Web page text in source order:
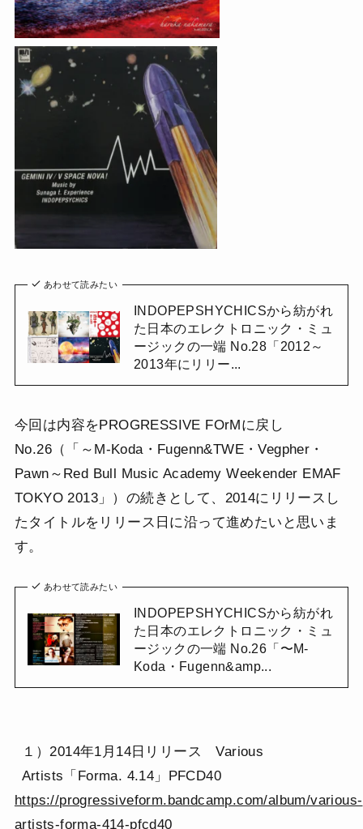
あわせて読みたい
INDOPEPSHYCHICSから紡がれ
た日本のエレクトロニック・ミュ
ージックの一端 No.28「2012～
2013年にリリー...
今回は内容をPROGRESSIVE FOrMに戻し
No.26（「～M-Koda・Fugenn&TWE・Vegpher・
Pawn～Red Bull Music Academy Weekender EMAF
TOKYO 2013」）の続きとして、2014にリリースし
たタイトルをリリース日に沿って進めたいと思いま
す。
あわせて読みたい
INDOPEPSHYCHICSから紡がれ
た日本のエレクトロニック・ミュ
ージックの一端 No.26「〜M-
Koda・Fugenn&amp...
１）2014年1月14日リリース Various
Artists「Forma. 4.14」PFCD40
https://progressiveform.bandcamp.com/album/various-
artists-forma-414-pfcd40